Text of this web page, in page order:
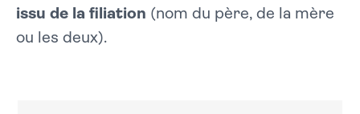
issu de la filiation (nom du père, de la mère
ou les deux).